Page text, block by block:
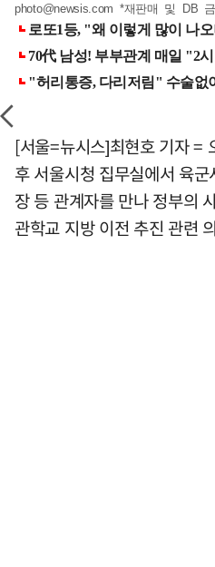
photo@newsis.com *재판매 및 DB
[서울=뉴시스]최현호 기자 =
후 서울시청 집무실에서 육
장 등 관계자를 만나 정부의
관학교 지방 이전 추진 관련